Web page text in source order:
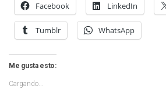
Facebook LinkedIn
Tumblr WhatsApp
Me gusta esto:
Cargando...